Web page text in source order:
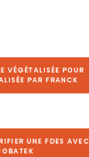
VÉGÉTALISÉE POUR
PAR FRANCK
UNE FDES AVEC